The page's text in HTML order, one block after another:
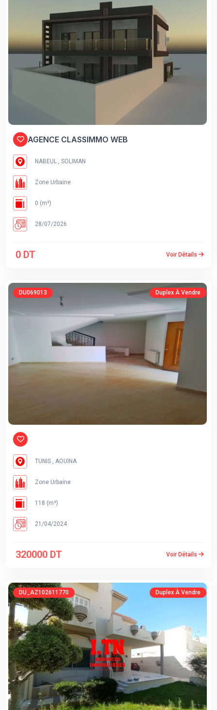
AGENCE CLASSIMMO WEB
NABEUL , SOLIMAN
Zone Urbaine
0 (m²)
28/07/2026
0 DT Voir Détails
DU069013 Duplex À Vendre
TUNIS , AOUINA
Zone Urbaine
118 (m²)
21/04/2024
320000 DT Voir Détails
DU_AZ102611770 Duplex À Vendre